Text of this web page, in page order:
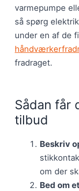
varmepumpe
så spørg
under en af de
fradraget.
Sådan får
tilbud
Beskriv
om der
Bed om